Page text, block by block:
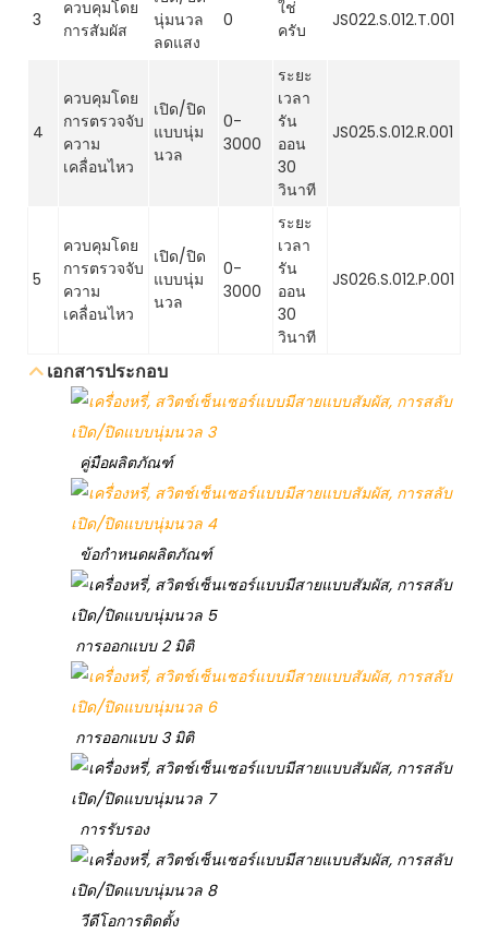
3
ควบคุมโดย
การสัมผัส
นุ่มนวล
ลดแสง
0
ใช่
ครับ
JS022.S.012.T.001
4
ควบคุมโดย
การตรวจจับ
ความ
เคลื่อนไหว
เปิด/ปิด
แบบนุ่ม
นวล
0-
3000
ระยะ
เวลา
รัน
ออน
30
วินาที
JS025.S.012.R.001
5
ควบคุมโดย
การตรวจจับ
ความ
เคลื่อนไหว
เปิด/ปิด
แบบนุ่ม
นวล
0-
3000
ระยะ
เวลา
รัน
ออน
30
วินาที
JS026.S.012.P.001
เอกสารประกอบ
คู่มือผลิตภัณฑ์
ข้อกำหนดผลิตภัณฑ์
การออกแบบ 2 มิติ
การออกแบบ 3 มิติ
การรับรอง
วีดีโอการติดตั้ง